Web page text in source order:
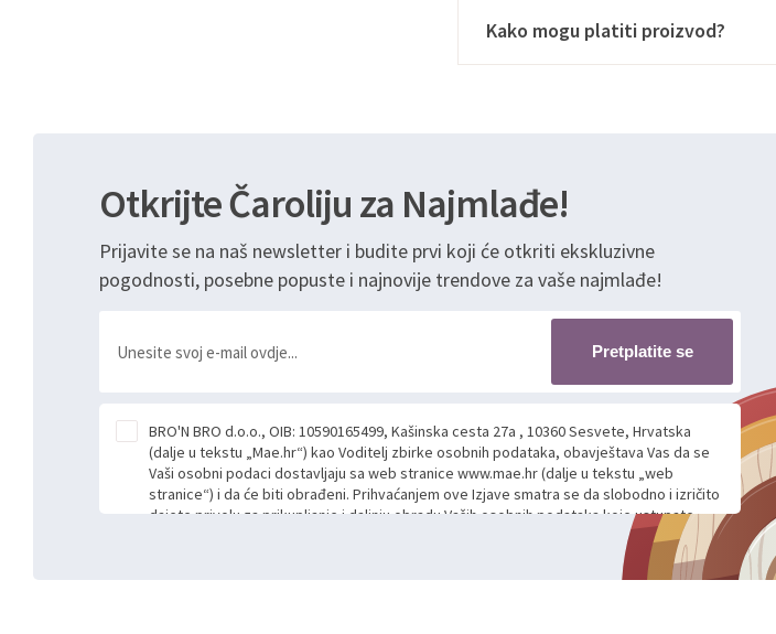
Kako mogu platiti proizvod?
Otkrijte Čaroliju za Najmlađe!
Prijavite se na naš newsletter i budite prvi koji će otkriti ekskluzivne
pogodnosti, posebne popuste i najnovije trendove za vaše najmlađe!
Pretplatite se
BRO'N BRO d.o.o., OIB: 10590165499, Kašinska cesta 27a , 10360 Sesvete, Hrvatska
(dalje u tekstu „Mae.hr“) kao Voditelj zbirke osobnih podataka, obavještava Vas da se
Vaši osobni podaci dostavljaju sa web stranice www.mae.hr (dalje u tekstu „web
stranice“) i da će biti obrađeni. Prihvaćanjem ove Izjave smatra se da slobodno i izričito
dajete privolu za prikupljanje i daljnju obradu Vaših osobnih podataka koje ustupate
Mae.hr putem ovih web stranica u svrhu odgovora i daljnje komunikacije na Vaš upit
poslan kroz kontakt obrazac. Radi se o dobrovoljnom davanju podataka te ovu Izjavu
niste dužni prihvatiti odnosno niste dužni unositi svoje osobne podatke u jednu od